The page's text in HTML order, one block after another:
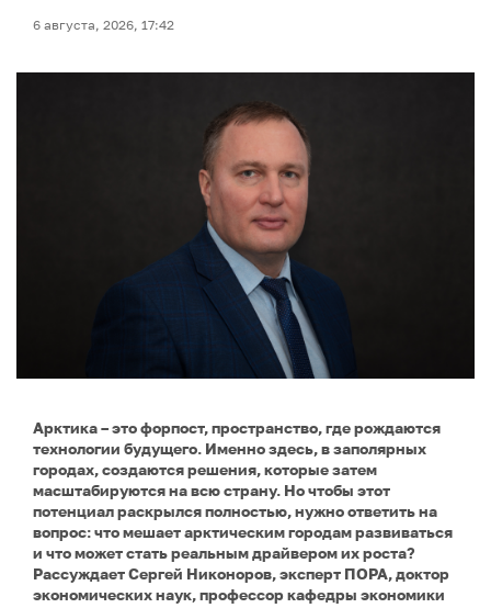
6 августа, 2026, 17:42
Арктика – это форпост, пространство, где рождаются
технологии будущего. Именно здесь, в заполярных
городах, создаются решения, которые затем
масштабируются на всю страну. Но чтобы этот
потенциал раскрылся полностью, нужно ответить на
вопрос: что мешает арктическим городам развиваться
и что может стать реальным драйвером их роста?
Рассуждает Сергей Никоноров, эксперт ПОРА, доктор
экономических наук, профессор кафедры экономики